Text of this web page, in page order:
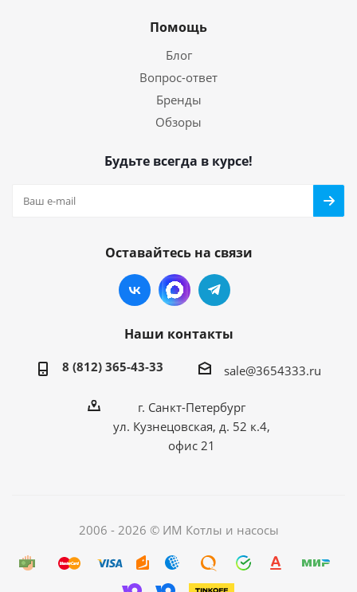
Помощь
Блог
Вопрос-ответ
Бренды
Обзоры
Будьте всегда в курсе!
Оставайтесь на связи
Наши контакты
8 (812) 365-43-33 sale@3654333.ru
г. Санкт-Петербург
ул. Кузнецовская, д. 52 к.4,
офис 21
2006 - 2026 © ИМ Котлы и насосы